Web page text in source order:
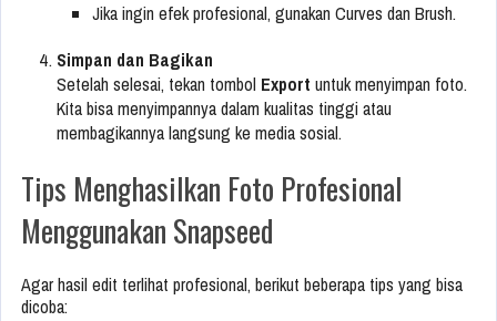
Jika ingin efek profesional, gunakan Curves dan Brush.
Simpan dan Bagikan
Setelah selesai, tekan tombol Export untuk menyimpan foto.
Kita bisa menyimpannya dalam kualitas tinggi atau
membagikannya langsung ke media sosial.
Tips Menghasilkan Foto Profesional
Menggunakan Snapseed
Agar hasil edit terlihat profesional, berikut beberapa tips yang bisa
dicoba: